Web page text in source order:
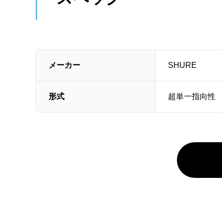
メーカー SHURE
形式 超単一指向性